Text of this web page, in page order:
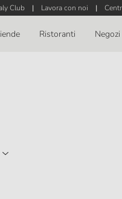
Club | Lavora con noi |
Ristoranti Negozi